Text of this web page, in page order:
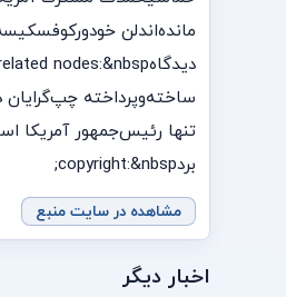
تنها رئيس‌جمهور آمریکا
بردcopyright:&nbsp;
مشاهده در سایت منبع
اخبار دیگر